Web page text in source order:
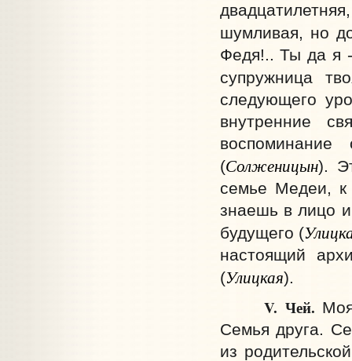
шумливая, но
Федя!.. Ты да я
супружница
следующего
внутренние
(Солженицын).
семье Медеи, к
знаешь в лицо
будущего (
настоящий
(Улицкая).
V. Чей.
Семья друга.
из